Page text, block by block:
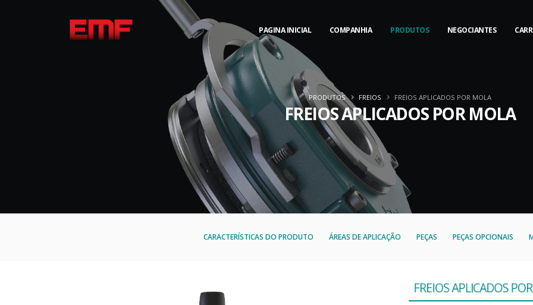
PAGINA INICIAL COMPANHIA PRODUTOS NEGOCIANTES
FREIOS APLICADOS POR MOLA
PRODUTOS FREIOS FREIOS APLICADOS POR MOLA
CARACTERÍSTICAS DO PRODUTO ÁREAS DE APLICAÇÃO PEÇAS PEÇAS OPCIONAIS
REIOSAPLICADOS PO